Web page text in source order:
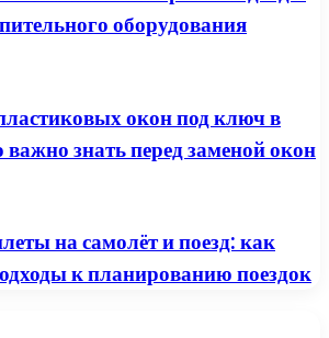
оборудования
окон под ключ в
знать перед заменой окон
на самолёт и поезд: как
к планированию поездок